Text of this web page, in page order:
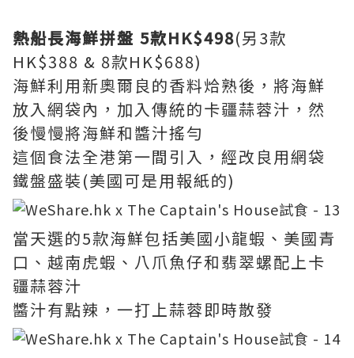
熱船長海鮮拼盤 5款HK$498(另3款
HK$388 & 8款HK$688)
海鮮利用新奧爾良的香料烚熟後，將海鮮
放入網袋內，加入傳統的卡疆蒜蓉汁，然
後慢慢將海鮮和醬汁搖勻
這個食法全港第一間引入，經改良用網袋
鐵盤盛裝(美國可是用報紙的)
當天選的5款海鮮包括美國小龍蝦、美國青
口、越南虎蝦、八爪魚仔和翡翠螺配上卡
疆蒜蓉汁
醬汁有點辣，一打上蒜蓉即時散發